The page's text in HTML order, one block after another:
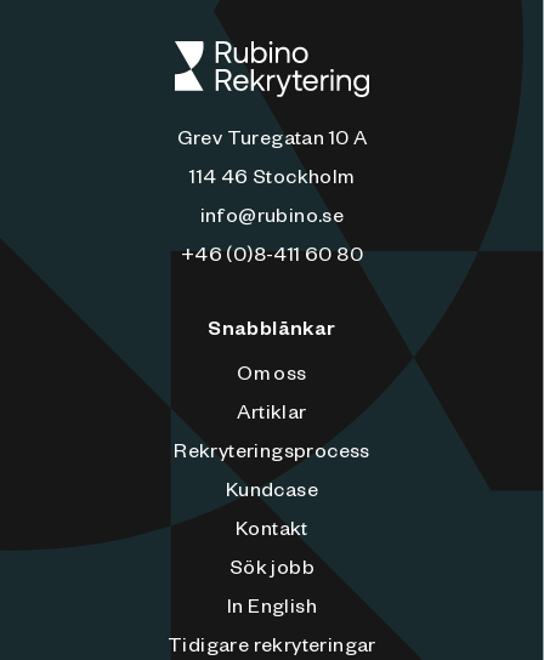
Grev Turegatan 10 A
114 46 Stockholm
info@rubino.se
+46 (0)8-411 60 80
Snabblänkar
Om oss
Artiklar
Rekryteringsprocess
Kundcase
Kontakt
Sök jobb
In English
Tidigare rekryteringar